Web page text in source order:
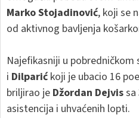
Marko Stojadinović, koji se
od aktivnog bavljenja
Najefikasniji u pobredničkom
i Dilparićkoji je ubacio 16
briljirao je Džordan Dejvissa
asistencija i uhvaćenih lopti.